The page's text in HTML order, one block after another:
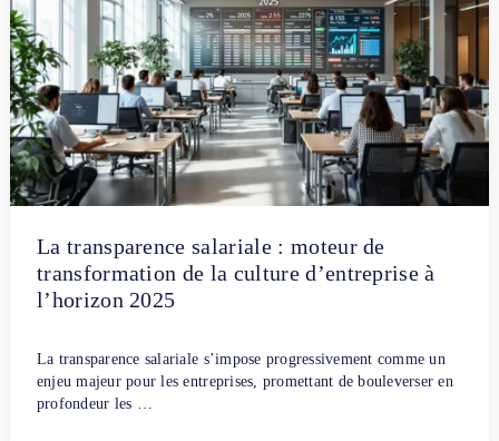
La transparence salariale : moteur de
transformation de la culture d’entreprise à
l’horizon 2025
La transparence salariale s’impose progressivement comme un
enjeu majeur pour les entreprises, promettant de bouleverser en
profondeur les …